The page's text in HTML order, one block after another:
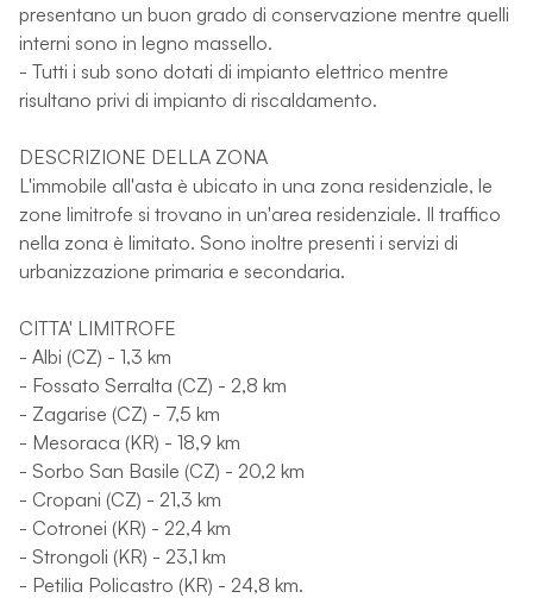
presentano un buon grado di conservazione mentre quelli
interni sono in legno massello.
- Tutti i sub sono dotati di impianto elettrico mentre
risultano privi di impianto di riscaldamento.
DESCRIZIONE DELLA ZONA
L'immobile all'asta è ubicato in una zona residenziale, le
zone limitrofe si trovano in un'area residenziale. Il traffico
nella zona è limitato. Sono inoltre presenti i servizi di
urbanizzazione primaria e secondaria.
CITTA' LIMITROFE
- Albi (CZ) - 1,3 km
- Fossato Serralta (CZ) - 2,8 km
- Zagarise (CZ) - 7,5 km
- Mesoraca (KR) - 18,9 km
- Sorbo San Basile (CZ) - 20,2 km
- Cropani (CZ) - 21,3 km
- Cotronei (KR) - 22,4 km
- Strongoli (KR) - 23,1 km
- Petilia Policastro (KR) - 24,8 km.